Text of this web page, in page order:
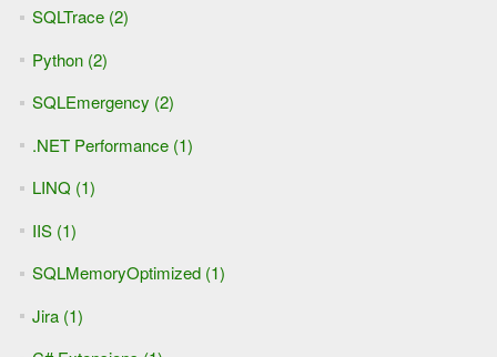
SQLTrace (2)
Python (2)
SQLEmergency (2)
.NET Performance (1)
LINQ (1)
IIS (1)
SQLMemoryOptimized (1)
Jira (1)